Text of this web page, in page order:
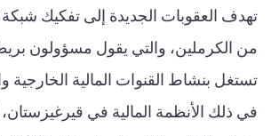
من الكرملين، والتي يقول مسؤولون
تستغل بنشاط القنوات المالية الخارجية
في ذلك الأنظمة المالية في قيرغيزستان،